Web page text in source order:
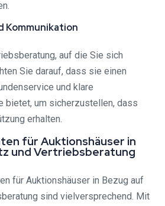
Kommunikation
auf die Sie sich
Sie darauf, dass sie einen
und klare
bietet, um sicherzustellen, dass
erhalten.
für Auktionshäuser in
und Vertriebsberatung
für Auktionshäuser in Bezug auf
sind vielversprechend. Mit